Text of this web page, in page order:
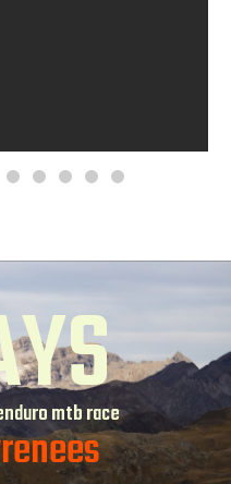
mtb race